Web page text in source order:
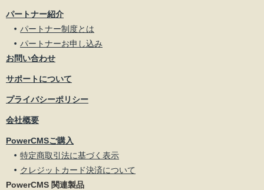
パートナー紹介
パートナー制度とは
パートナーお申し込み
お問い合わせ
サポートについて
プライバシーポリシー
会社概要
PowerCMSご購入
特定商取引法に基づく表示
クレジットカード決済について
PowerCMS 関連製品